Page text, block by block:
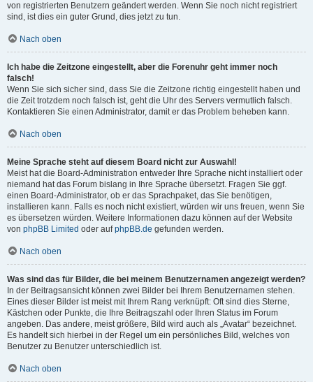
von registrierten Benutzern geändert werden. Wenn Sie noch nicht registriert
sind, ist dies ein guter Grund, dies jetzt zu tun.
Nach oben
Ich habe die Zeitzone eingestellt, aber die Forenuhr geht immer noch
falsch!
Wenn Sie sich sicher sind, dass Sie die Zeitzone richtig eingestellt haben und
die Zeit trotzdem noch falsch ist, geht die Uhr des Servers vermutlich falsch.
Kontaktieren Sie einen Administrator, damit er das Problem beheben kann.
Nach oben
Meine Sprache steht auf diesem Board nicht zur Auswahl!
Meist hat die Board-Administration entweder Ihre Sprache nicht installiert oder
niemand hat das Forum bislang in Ihre Sprache übersetzt. Fragen Sie ggf.
einen Board-Administrator, ob er das Sprachpaket, das Sie benötigen,
installieren kann. Falls es noch nicht existiert, würden wir uns freuen, wenn Sie
es übersetzen würden. Weitere Informationen dazu können auf der Website
von phpBB Limited oder aufphpBB.de gefunden werden.
Nach oben
Was sind das für Bilder, die bei meinem Benutzernamen angezeigt werden?
In der Beitragsansicht können zwei Bilder bei Ihrem Benutzernamen stehen.
Eines dieser Bilder ist meist mit Ihrem Rang verknüpft: Oft sind dies Sterne,
Kästchen oder Punkte, die Ihre Beitragszahl oder Ihren Status im Forum
angeben. Das andere, meist größere, Bild wird auch als „Avatar“ bezeichnet.
Es handelt sich hierbei in der Regel um ein persönliches Bild, welches von
Benutzer zu Benutzer unterschiedlich ist.
Nach oben